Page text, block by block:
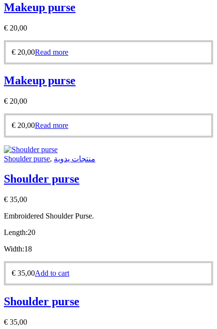
Makeup purse
€ 20,00
€ 20,00Read more
Makeup purse
€ 20,00
€ 20,00Read more
Shoulder purse, منتجات يدوية
Shoulder purse
€ 35,00
Embroidered Shoulder Purse.
Length:20
Width:18
€ 35,00Add to cart
Shoulder purse
€ 35,00